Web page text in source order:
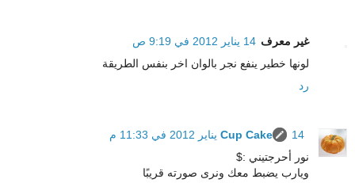
غير معرف 14 يناير 2012 في 9:19 ص
لونها خطير ينفع نجر بالوان اخر بنفس الطريقة
رد
Cup Cake
14 يناير 2012 في 11:33 م
نور أحرجتيني :$
ويارب يضبط معك ونرى صورته قريبًا